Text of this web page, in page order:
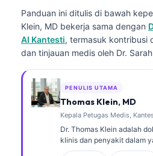
Panduan ini ditulis di bawah
Klein, MD bekerja sama dengan
AI Kantesti, termasuk kontribusi
dan tinjauan medis oleh Dr.
PENULIS UTAMA
Thomas Klein, MD
Kepala Petugas Medis,
Dr. Thomas Klein adalah
klinis dan penyakit dalam
dengan lebih dari 15 tahun